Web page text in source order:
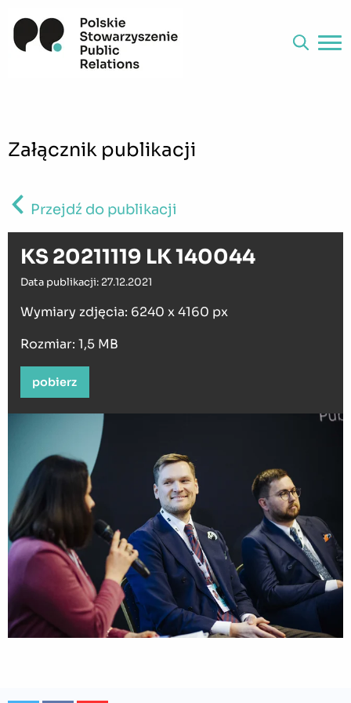
Załącznik publikacji
Przejdź do publikacji
KS 20211119 LK 140044
Data publikacji: 27.12.2021
Wymiary zdjęcia: 6240 x 4160 px
Rozmiar: 1,5 MB
pobierz